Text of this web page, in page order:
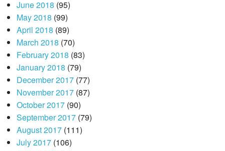
June 2018 (95)
May 2018 (99)
April 2018 (89)
March 2018 (70)
February 2018 (83)
January 2018 (79)
December 2017(77)
November 2017(87)
October 2017(90)
September 2017(79)
August 2017(111)
July 2017(106)